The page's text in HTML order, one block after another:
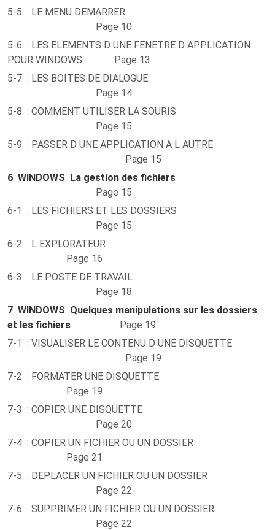
5-5 : LE MENU DEMARRER
Page 10
5-6 : LES ELEMENTS D UNE FENETRE D APPLICATION
POUR WINDOWS Page 13
5-7 : LES BOITES DE DIALOGUE
Page 14
5-8 : COMMENT UTILISER LA SOURIS
Page 15
5-9 : PASSER D UNE APPLICATION A L AUTRE
Page 15
6 WINDOWS La gestion des fichiers
Page 15
6-1 : LES FICHIERS ET LES DOSSIERS
Page 15
6-2 : L EXPLORATEUR
Page 16
6-3 : LE POSTE DE TRAVAIL
Page 18
7 WINDOWS Quelques manipulations sur les dossiers
et les fichiers
Page 19
7-1 : VISUALISER LE CONTENU D UNE DISQUETTE
Page 19
7-2 : FORMATER UNE DISQUETTE
Page 19
7-3 : COPIER UNE DISQUETTE
Page 20
7-4 : COPIER UN FICHIER OU UN DOSSIER
Page 21
7-5 : DEPLACER UN FICHIER OU UN DOSSIER
Page 22
7-6 : SUPPRIMER UN FICHIER OU UN DOSSIER
Page 22